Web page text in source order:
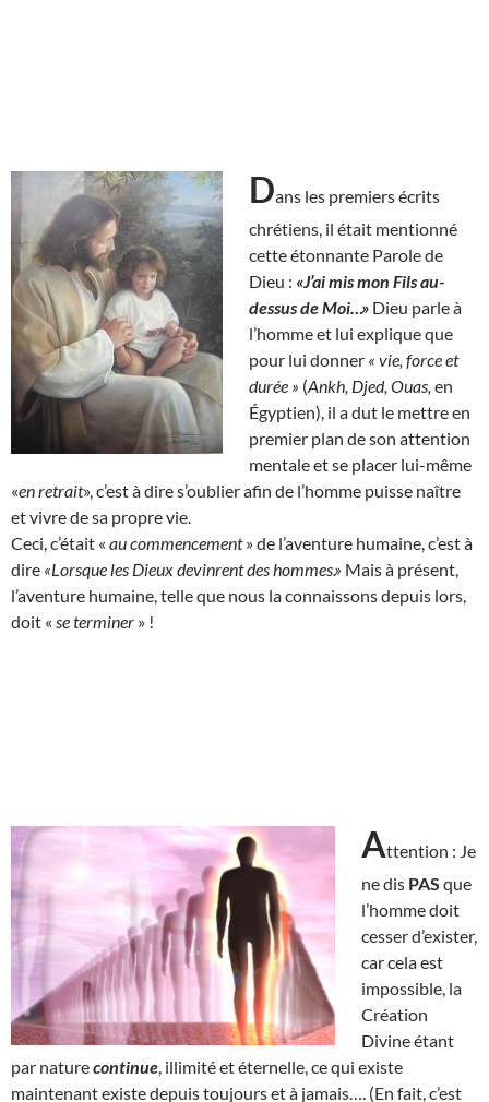
Dans les premiers écrits
chrétiens, il était mentionné
cette étonnante Parole de
Dieu : «J’ai mis mon Fils au-
dessus de Moi…» Dieu parle à
l’homme et lui explique que
pour lui donner « vie, force et
durée » (Ankh, Djed, Ouas, en
Égyptien), il a dut le mettre en
premier plan de son attention
mentale et se placer lui-même
«en retrait», c’est à dire s’oublier afin de l’homme puisse naître
et vivre de sa propre vie.
Ceci, c’était « au commencement» de l’aventure humaine, c’est à
dire «Lorsque les Dieux devinrent des hommes.» Mais à présent,
l’aventure humaine, telle que nous la connaissons depuis lors,
doit « se terminer » !
Attention : Je
ne dis PAS que
l’homme doit
cesser d’exister,
car cela est
impossible, la
Création
Divine étant
par naturecontinue , illimité et éternelle, ce qui existe
maintenant existe depuis toujours et à jamais…. (En fait, c’est